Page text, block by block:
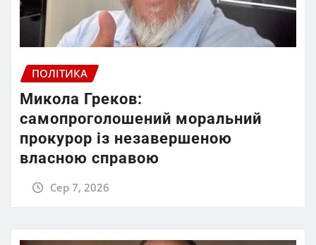
ПОЛІТИКА
Микола Греков:
самопроголошений моральний
прокурор із незавершеною
власною справою
Сер 7, 2026